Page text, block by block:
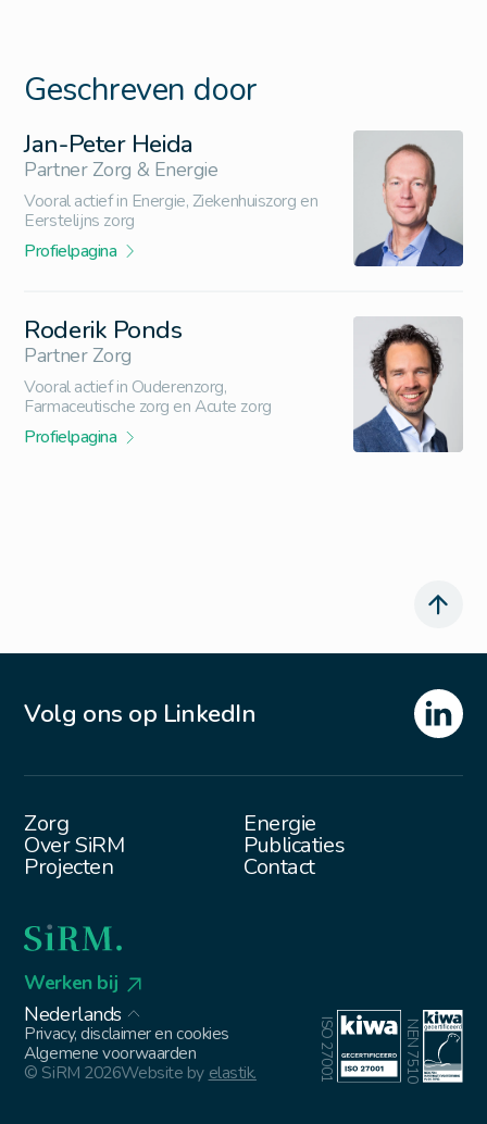
Geschreven door
Jan-Peter Heida
Partner Zorg & Energie
Vooral actief in Energie, Ziekenhuiszorg en
Eerstelijns zorg
Profielpagina
Roderik Ponds
Partner Zorg
Vooral actief in Ouderenzorg,
Farmaceutische zorg en Acute zorg
Profielpagina
Zorg Energie
Over SiRM Publicaties
Projecten Contact
Volg ons op LinkedIn
Werken bij
Nederlands
Privacy, disclaimer en cookies
Algemene voorwaarden
© SiRM 2026Website by elastik. ISO 27001 NEN 7510